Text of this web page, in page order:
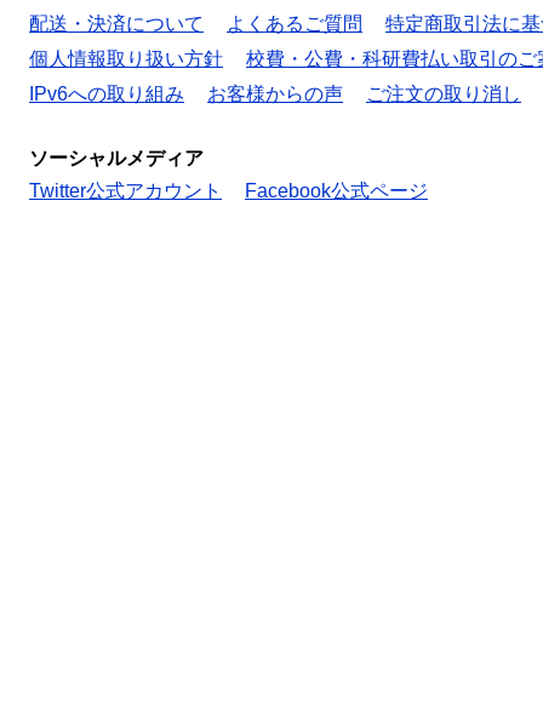
配送・決済について
よくあるご質問
特定商取引法に
個人情報取り扱い方針
校費・公費・科研費払い取引のご
IPv6への取り組み
お客様からの声 ご注文の取り消し
ソーシャルメディア
Twitter公式アカウント
Facebook公式ページ